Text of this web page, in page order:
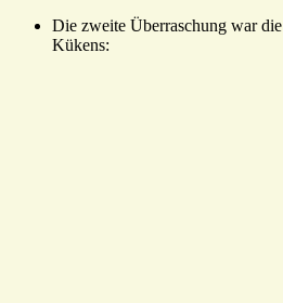
Die zweite Überraschung war die
Kükens: